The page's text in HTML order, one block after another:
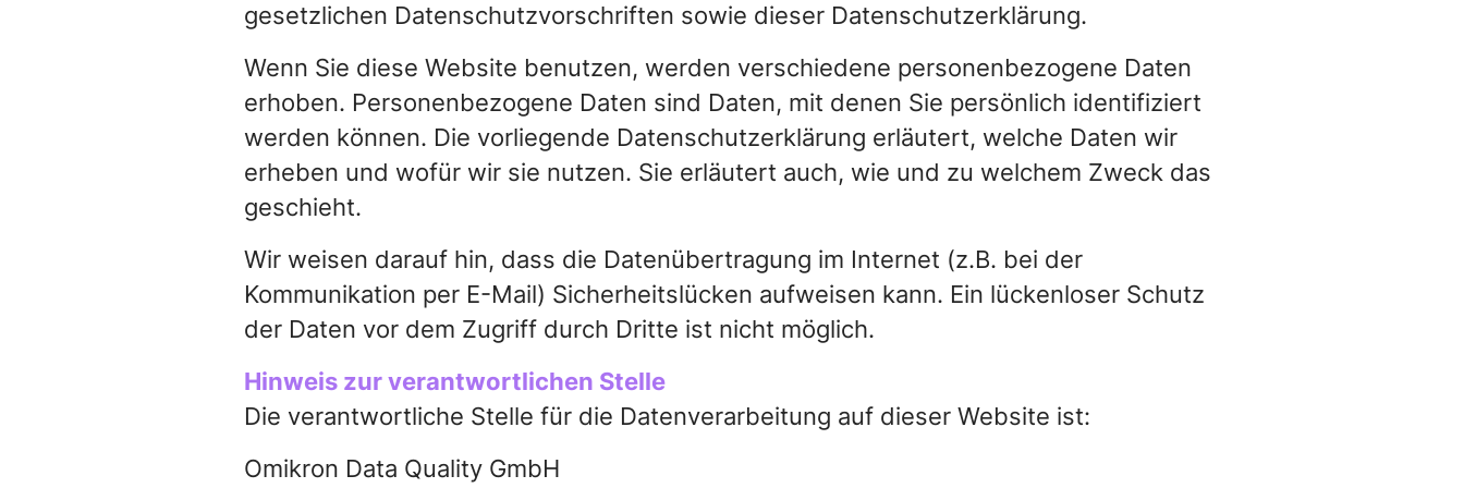
gesetzlichen Datenschutzvorschriften sowie dieser Datenschutzerklärung.
Wenn Sie diese Website benutzen, werden verschiedene personenbezogene Daten
erhoben. Personenbezogene Daten sind Daten, mit denen Sie persönlich identifiziert
werden können. Die vorliegende Datenschutzerklärung erläutert, welche Daten wir
erheben und wofür wir sie nutzen. Sie erläutert auch, wie und zu welchem Zweck das
geschieht.
Wir weisen darauf hin, dass die Datenübertragung im Internet (z.B. bei der
Kommunikation per E-Mail) Sicherheitslücken aufweisen kann. Ein lückenloser Schutz
der Daten vor dem Zugriff durch Dritte ist nicht möglich.
Hinweis zur verantwortlichen Stelle
Die verantwortliche Stelle für die Datenverarbeitung auf dieser Website ist:
Omikron Data Quality GmbH